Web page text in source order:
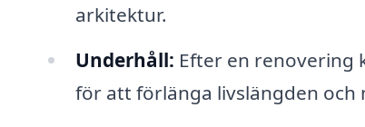
arkitektur.
Underhåll: Efter en renovering
för att förlänga livslängden och